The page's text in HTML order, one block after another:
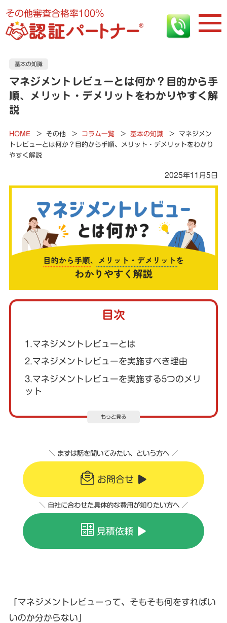
その他審査合格率100%
基本の知識
マネジメントレビューとは何か？目的から手
順、メリット・デメリットをわかりやすく解
説
HOME > その他 > コラム一覧 > 基本の知識 >
マネジメン
トレビューとは何か？目的から手順、メリット・デメリットをわかり
やすく解説
2025年11月5日
目次
もっと見る
1.マネジメントレビューとは
2.マネジメントレビューを実施すべき理由
3.マネジメントレビューを実施する5つのメリ
ット
＼ まずは話を聞いてみたい、という方へ ／
お問合せ
＼ 自社に合わせた具体的な費用が知りたい方へ ／
見積依頼
「マネジメントレビューって、そもそも何をすればい
いのか分からない」